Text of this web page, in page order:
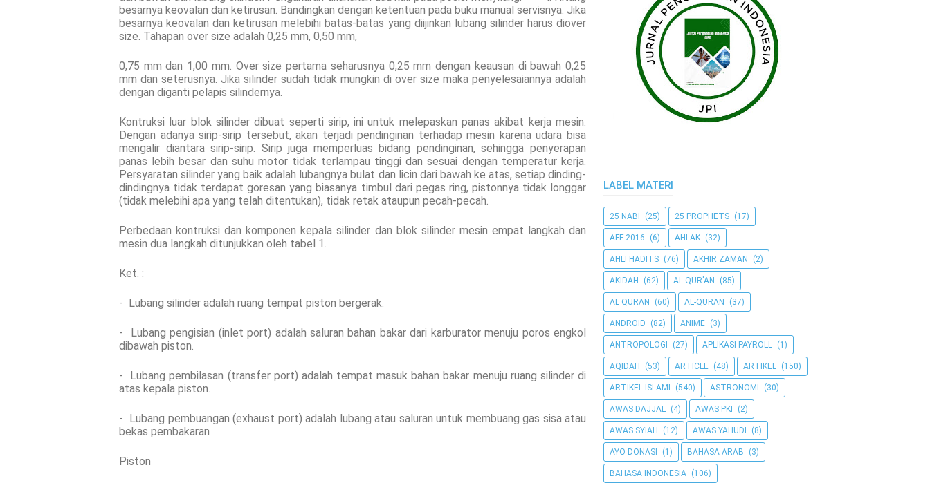
besarnya keovalan dan ketirusan. Bandingkan dengan ketentuan pada buku manual servisnya. Jika
besarnya keovalan dan ketirusan melebihi batas-batas yang diijinkan lubang silinder harus diover
size. Tahapan over size adalah 0,25 mm, 0,50 mm,
0,75 mm dan 1,00 mm. Over size pertama seharusnya 0,25 mm dengan keausan di bawah 0,25
mm dan seterusnya. Jika silinder sudah tidak mungkin di over size maka penyelesaiannya adalah
dengan diganti pelapis silindernya.
Kontruksi luar blok silinder dibuat seperti sirip, ini untuk melepaskan panas akibat kerja mesin.
Dengan adanya sirip-sirip tersebut, akan terjadi pendinginan terhadap mesin karena udara bisa
mengalir diantara sirip-sirip. Sirip juga memperluas bidang pendinginan, sehingga penyerapan
panas lebih besar dan suhu motor tidak terlampau tinggi dan sesuai dengan temperatur kerja.
Persyaratan silinder yang baik adalah lubangnya bulat dan licin dari bawah ke atas, setiap dinding-
dindingnya tidak terdapat goresan yang biasanya timbul dari pegas ring, pistonnya tidak longgar
(tidak melebihi apa yang telah ditentukan), tidak retak ataupun pecah-pecah.
Perbedaan kontruksi dan komponen kepala silinder dan blok silinder mesin empat langkah dan
mesin dua langkah ditunjukkan oleh tabel 1.
Ket. :
- Lubang silinder adalah ruang tempat piston bergerak.
- Lubang pengisian (inlet port) adalah saluran bahan bakar dari karburator menuju poros engkol
dibawah piston.
- Lubang pembilasan (transfer port) adalah tempat masuk bahan bakar menuju ruang silinder di
atas kepala piston.
- Lubang pembuangan (exhaust port) adalah lubang atau saluran untuk membuang gas sisa atau
bekas pembakaran
Piston
LABEL MATERI
25 NABI (25) 25 PROPHETS (17)
AFF 2016 (6) AHLAK (32)
AHLI HADITS (76) AKHIR ZAMAN (2)
AKIDAH (62) AL QUR'AN (85)
AL QURAN (60) AL-QURAN (37)
ANDROID (82) ANIME (3)
ANTROPOLOGI (27) APLIKASI PAYROLL (1)
AQIDAH (53) ARTICLE (48) ARTIKEL (150)
ARTIKEL ISLAMI (540) ASTRONOMI (30)
AWAS DAJJAL (4) AWAS PKI (2)
AWAS SYIAH (12) AWAS YAHUDI (8)
AYO DONASI (1) BAHASA ARAB (3)
BAHASA INDONESIA (106)